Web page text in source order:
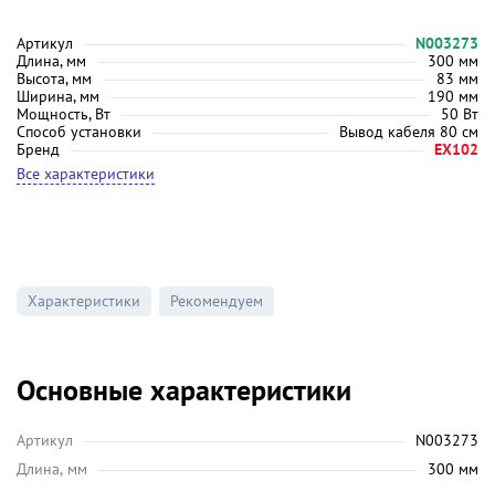
Артикул
N003273
Длина, мм
300 мм
Высота, мм
83 мм
Ширина, мм
190 мм
Мощность, Вт
50 Вт
Способ установки
Вывод кабеля 80 см
Бренд
EX102
Все характеристики
Характеристики Рекомендуем
Основные характеристики
Артикул
N003273
Длина, мм
300 мм